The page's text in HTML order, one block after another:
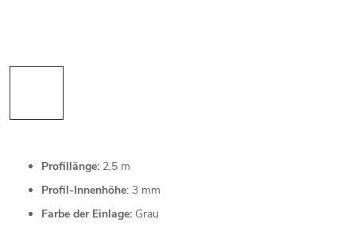
Profillänge: 2,5 m
Profil-Innenhöhe: 3 mm
Farbe der Einlage: Grau